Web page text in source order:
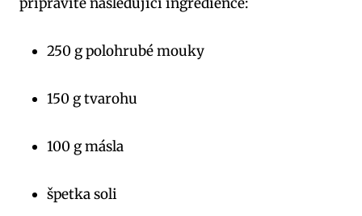
250 g polohrubé mouky
150 g tvarohu
100 g másla
špetka soli